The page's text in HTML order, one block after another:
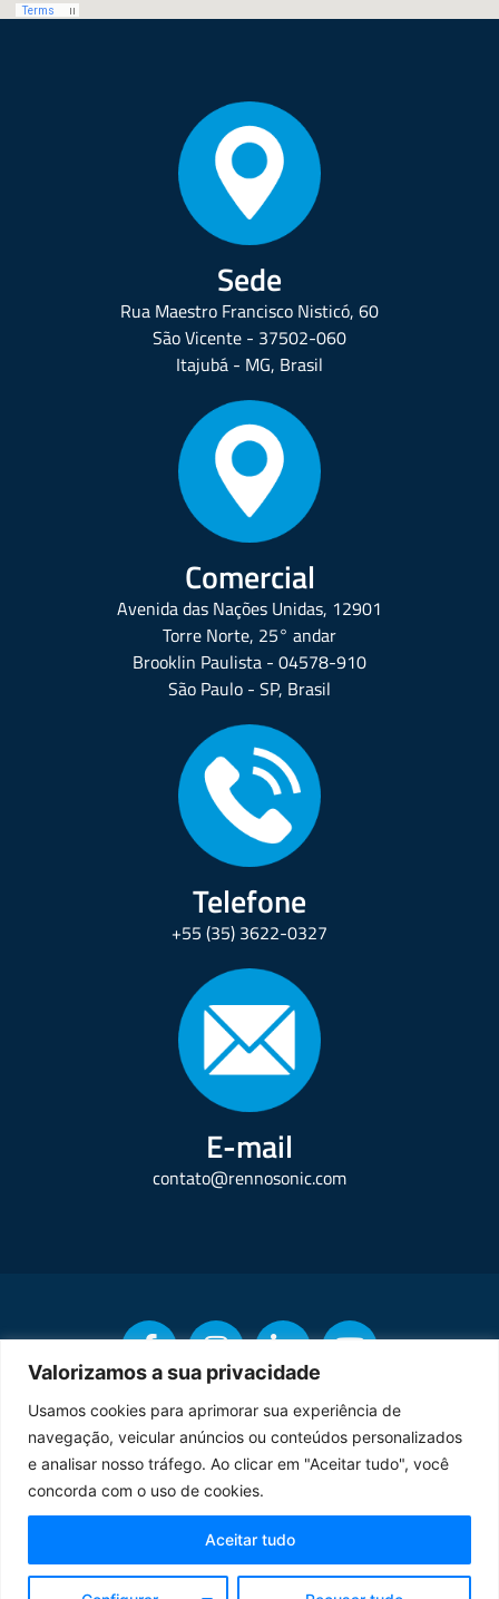
Valorizamos a sua privacidade
Usamos cookies para aprimorar sua experiência de
navegação, veicular anúncios ou conteúdos personalizados
e analisar nosso tráfego. Ao clicar em "Aceitar tudo", você
concorda com o uso de cookies.
Aceitar tudo
Sede
Rua Maestro Francisco Nisticó, 60
São Vicente - 37502-060
Itajubá - MG, Brasil
Comercial
Avenida das Nações Unidas, 12901
Torre Norte, 25° andar
Brooklin Paulista - 04578-910
São Paulo - SP, Brasil
Telefone
+55 (35) 3622-0327
E-mail
contato@rennosonic.com
Copyright © Rennosonic. Todos os direitos reservados.